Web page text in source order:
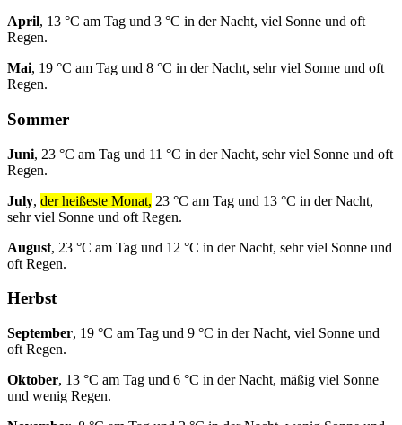
April, 13 °C am Tag und 3 °C in der Nacht, viel Sonne und oft
Regen.
Mai, 19 °C am Tag und 8 °C in der Nacht, sehr viel Sonne und oft
Regen.
Sommer
Juni, 23 °C am Tag und 11 °C in der Nacht, sehr viel Sonne und oft
Regen.
July, der heißeste Monat, 23 °C am Tag und 13 °C in der Nacht,
sehr viel Sonne und oft Regen.
August, 23 °C am Tag und 12 °C in der Nacht, sehr viel Sonne und
oft Regen.
Herbst
September, 19 °C am Tag und 9 °C in der Nacht, viel Sonne und
oft Regen.
Oktober, 13 °C am Tag und 6 °C in der Nacht, mäßig viel Sonne
und wenig Regen.